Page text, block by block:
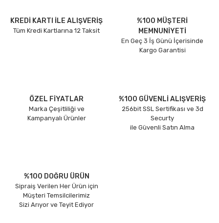
KREDİ KARTI İLE ALIŞVERİŞ
Tüm Kredi Kartlarına 12 Taksit
%100 MÜŞTERİ
MEMNUNİYETİ
En Geç 3 İş Günü İçerisinde
Kargo Garantisi
ÖZEL FİYATLAR
Marka Çeşitliliği ve
Kampanyalı Ürünler
%100 GÜVENLİ ALIŞVERİŞ
256bit SSL Sertifikası ve 3d
Securty
ile Güvenli Satın Alma
%100 DOĞRU ÜRÜN
Sipraiş Verilen Her Ürün için
Müşteri Temsilcilerimiz
Sizi Arıyor ve Teyit Ediyor